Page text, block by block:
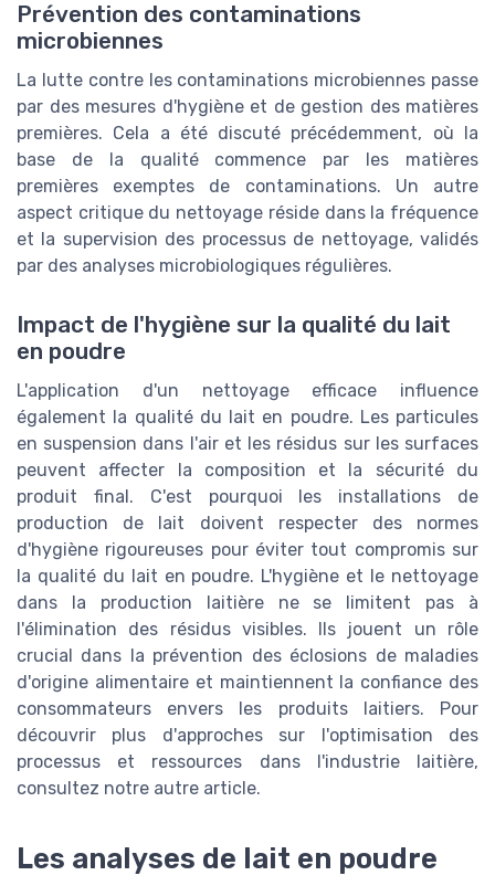
Prévention des contaminations
microbiennes
La lutte contre les contaminations microbiennes passe
par des mesures d'hygiène et de gestion des matières
premières. Cela a été discuté précédemment, où la
base de la qualité commence par les matières
premières exemptes de contaminations. Un autre
aspect critique du nettoyage réside dans la fréquence
et la supervision des processus de nettoyage, validés
par des analyses microbiologiques régulières.
Impact de l'hygiène sur la qualité du lait
en poudre
L'application d'un nettoyage efficace influence
également la qualité du lait en poudre. Les particules
en suspension dans l'air et les résidus sur les surfaces
peuvent affecter la composition et la sécurité du
produit final. C'est pourquoi les installations de
production de lait doivent respecter des normes
d'hygiène rigoureuses pour éviter tout compromis sur
la qualité du lait en poudre. L'hygiène et le nettoyage
dans la production laitière ne se limitent pas à
l'élimination des résidus visibles. Ils jouent un rôle
crucial dans la prévention des éclosions de maladies
d'origine alimentaire et maintiennent la confiance des
consommateurs envers les produits laitiers. Pour
découvrir plus d'approches sur l'optimisation des
processus et ressources dans l'industrie laitière,
consultez notre autre article.
Les analyses de lait en poudre